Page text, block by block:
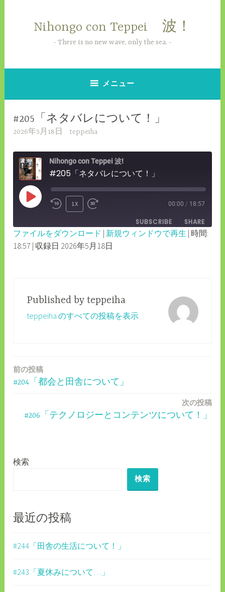
へ
Nihongo con Teppei 波！
There is no new wave, only the sea.
メニュー
#205「ネタバレについて！」
2026年5月18日 teppeiha
Nihongo con Teppei 波!
#205「ネタバレについて！」
PLAY
REWIND
10
SECONDS
1X
FAST
FORWARD
30
00:00 / 18:57
SUBSCRIBE SHARE
SHARE
ファイルをダウンロード | 新規ウィンドウで再生 | 時間:
18:57 | 収録日 2026年5月18日
Published by teppeiha
teppeiha のすべての投稿を表示
投
ー
ン
前の投稿
#204「都会と田舎について」
次の投稿
#206「テクノロジーとコンテンツについて！」
検索
検索
最近の投稿
#244「田舎の生活について！」
#243「夏休みについて…」